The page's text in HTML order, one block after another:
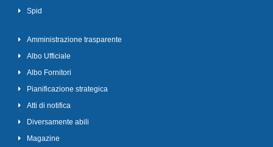
Spid
Amministrazione trasparente
Albo Ufficiale
Albo Fornitori
Pianificazione strategica
Atti di notifica
Diversamente abili
Magazine